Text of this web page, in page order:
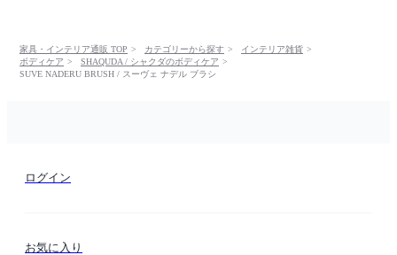
家具・インテリア通販 TOP カテゴリーから探す
インテリア雑貨
ボディケア
SHAQUDA / シャクダのボディケア
SUVE NADERU BRUSH / スーヴェ ナデル ブラシ
ログイン
お気に入り